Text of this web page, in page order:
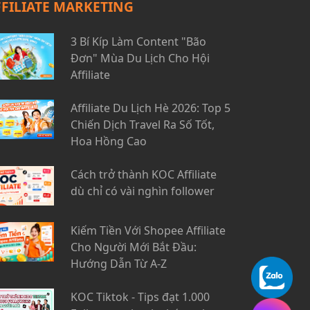
MARKETING
3 Bí Kíp Làm Content "Bão
Đơn" Mùa Du Lịch Cho Hội
Affiliate
Affiliate Du Lịch Hè 2026: Top 5
Chiến Dịch Travel Ra Số Tốt,
Hoa Hồng Cao
Cách trở thành KOC Affiliate
dù chỉ có vài nghìn follower
Kiếm Tiền Với Shopee Affiliate
Cho Người Mới Bắt Đầu:
Hướng Dẫn Từ A-Z
KOC Tiktok - Tips đạt 1.000